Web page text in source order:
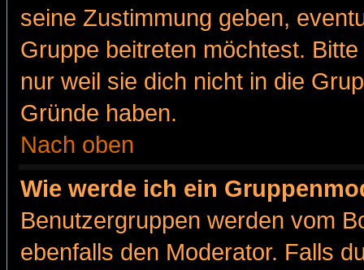
seine Zustimmung geben,
Gruppe beitreten möchtest.
nur weil sie dich nicht in die
Gründe haben.
Nach oben
Wie werde ich ein
Benutzergruppen werden vom
ebenfalls den Moderator. Falls